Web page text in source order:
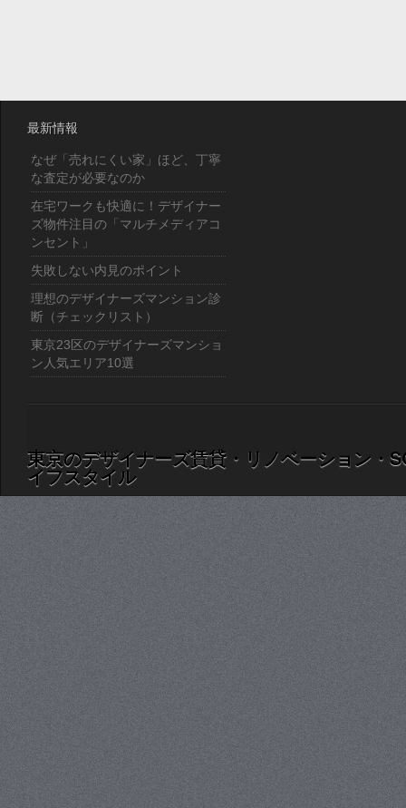
最新情報
なぜ「売れにくい家」ほど、丁寧
な査定が必要なのか
在宅ワークも快適に！デザイナー
ズ物件注目の「マルチメディアコ
ンセント」
失敗しない内見のポイント
理想のデザイナーズマンション診
断（チェックリスト）
東京23区のデザイナーズマンショ
ン人気エリア10選
東京のデザイナーズ賃貸・リノベーション・
イフスタイル